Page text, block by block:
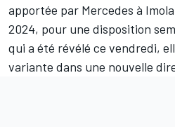
apportée par Mercedes à
2024, pour une disposition
qui a été révélé ce vendredi,
variante dans une nouvelle